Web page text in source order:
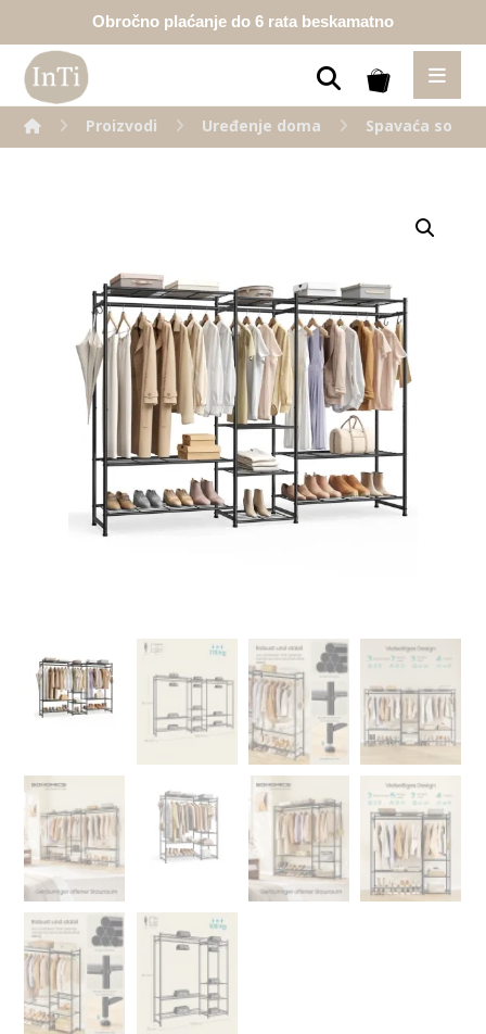
Obročno plaćanje do 6 rata beskamatno
Proizvodi Uređenje doma Spavaća soba